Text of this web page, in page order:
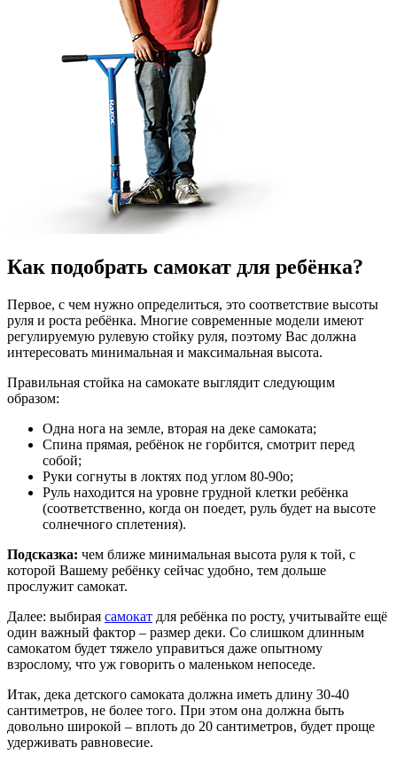
Как подобрать самокат для ребёнка?
Первое, с чем нужно определиться, это соответствие высоты
руля и роста ребёнка. Многие современные модели имеют
регулируемую рулевую стойку руля, поэтому Вас должна
интересовать минимальная и максимальная высота.
Правильная стойка на самокате выглядит следующим
образом:
Одна нога на земле, вторая на деке самоката;
Спина прямая, ребёнок не горбится, смотрит перед
собой;
Руки согнуты в локтях под углом 80-90о;
Руль находится на уровне грудной клетки ребёнка
(соответственно, когда он поедет, руль будет на высоте
солнечного сплетения).
Подсказка: чем ближе минимальная высота руля к той, с
которой Вашему ребёнку сейчас удобно, тем дольше
прослужит самокат.
Далее: выбирая самокат для ребёнка по росту, учитывайте ещё
один важный фактор – размер деки. Со слишком длинным
самокатом будет тяжело управиться даже опытному
взрослому, что уж говорить о маленьком непоседе.
Итак, дека детского самоката должна иметь длину 30-40
сантиметров, не более того. При этом она должна быть
довольно широкой – вплоть до 20 сантиметров, будет проще
удерживать равновесие.